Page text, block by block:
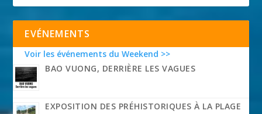
EVÉNEMENTS
Voir les événements du Weekend >>
BAO VUONG, DERRIÈRE LES VAGUES
EXPOSITION DES PRÉHISTORIQUES À LA PLAGE